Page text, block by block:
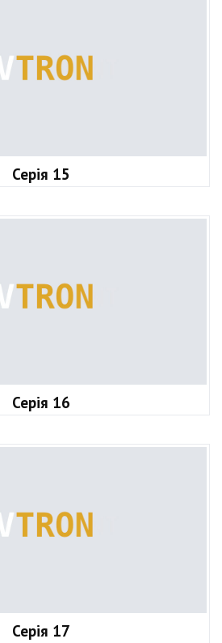
Серія 15
Серія 16
Серія 17